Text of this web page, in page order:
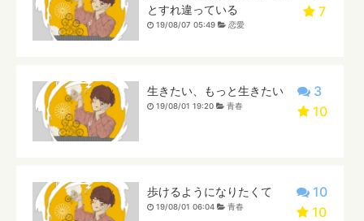
7
とすれ違っている
19/08/07 05:49 恋愛
3
10
生きたい、もっと生きたい
19/08/01 19:20 青春
10
10
歩けるようになりたくて
19/08/01 06:04 青春